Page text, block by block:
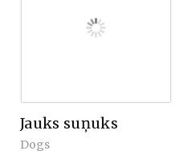
Jauks suņuks
Dogs